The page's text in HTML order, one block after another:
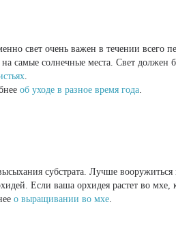
свет очень важен в течении всего
самые солнечные места. Свет
.
об уходе в разное время года.
субстрата. Лучше
Если ваша орхидея растет во
о выращивании во мхе.